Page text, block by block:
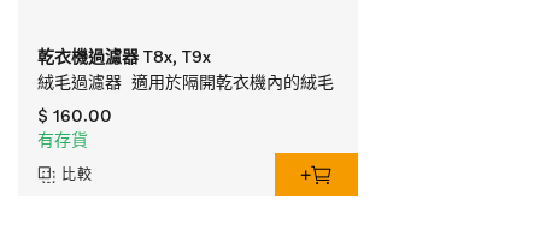
乾衣機過濾器 T8x, T9x
絨毛過濾器  適用於隔開乾衣機內的絨毛
$ 160.00
有存貨
比較